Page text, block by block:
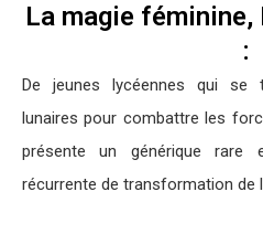
La magie féminine,
:
De jeunes lycéennes qui se
lunaires pour combattre les
présente un générique rare
récurrente de transformation de